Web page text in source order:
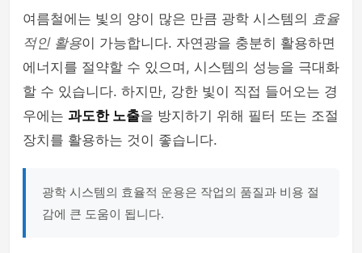
여름철에는 빛의 양이 많은 만큼 광학 시스템의 효율
적인 활용이 가능합니다. 자연광을 충분히 활용하면
에너지를 절약할 수 있으며, 시스템의 성능을 극대화
할 수 있습니다. 하지만, 강한 빛이 직접 들어오는 경
우에는 과도한 노출을 방지하기 위해 필터 또는 조절
장치를 활용하는 것이 좋습니다.
광학 시스템의 효율적 운용은 작업의 품질과 비용 절
감에 큰 도움이 됩니다.